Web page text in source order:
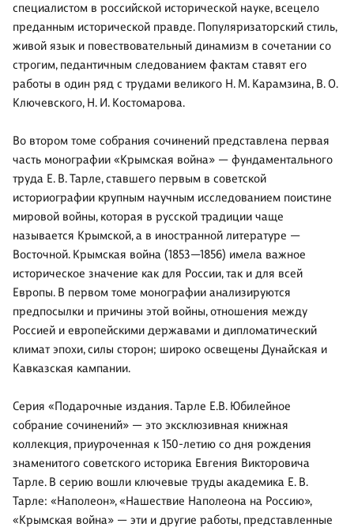
специалистом в российской исторической науке, всецело
преданным исторической правде. Популяризаторский стиль,
живой язык и повествовательный динамизм в сочетании со
строгим, педантичным следованием фактам ставят его
работы в один ряд с трудами великого Н. М. Карамзина, В. О.
Ключевского, Н. И. Костомарова.
Во втором томе собрания сочинений представлена первая
часть монографии «Крымская война» — фундаментального
труда Е. В. Тарле, ставшего первым в советской
историографии крупным научным исследованием поистине
мировой войны, которая в русской традиции чаще
называется Крымской, а в иностранной литературе —
Восточной. Крымская война (1853—1856) имела важное
историческое значение как для России, так и для всей
Европы. В первом томе монографии анализируются
предпосылки и причины этой войны, отношения между
Россией и европейскими державами и дипломатический
климат эпохи, силы сторон; широко освещены Дунайская и
Кавказская кампании.
Серия «Подарочные издания. Тарле Е.В. Юбилейное
собрание сочинений» — это эксклюзивная книжная
коллекция, приуроченная к 150-летию со дня рождения
знаменитого советского историка Евгения Викторовича
Тарле. В серию вошли ключевые труды академика Е. В.
Тарле: «Наполеон», «Нашествие Наполеона на Россию»,
«Крымская война» — эти и другие работы, представленные